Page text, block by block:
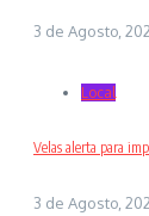
3 de Agosto,
Local
Velas alerta para
3 de Agosto,